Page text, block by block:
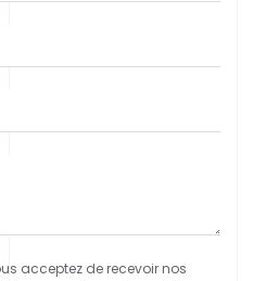
acceptez de recevoir nos